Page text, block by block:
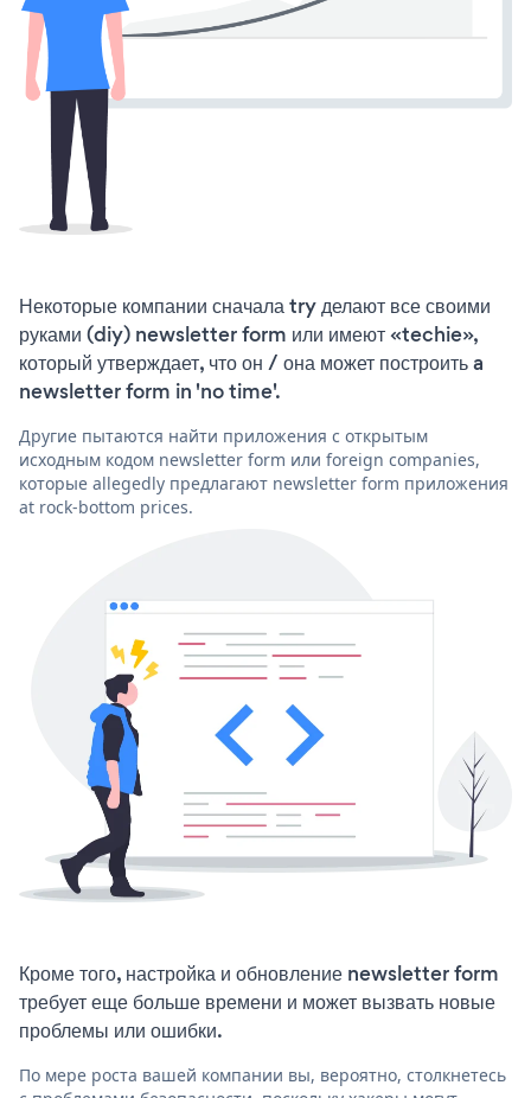
Некоторые компании сначала try делают все своими
руками (diy) newsletter form или имеют «techie»,
который утверждает, что он / она может построить a
newsletter form in 'no time'.
Другие пытаются найти приложения с открытым
исходным кодом newsletter form или foreign companies,
которые allegedly предлагают newsletter form приложения
at rock-bottom prices.
Кроме того, настройка и обновление newsletter form
требует еще больше времени и может вызвать новые
проблемы или ошибки.
По мере роста вашей компании вы, вероятно, столкнетесь